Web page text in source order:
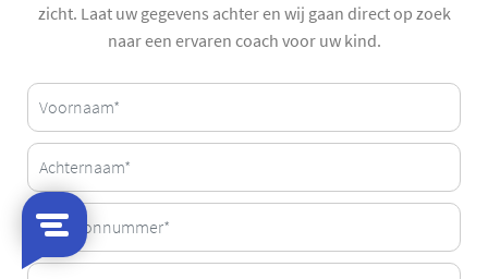
zicht. Laat uw gegevens achter en wij gaan direct op zoek
naar een ervaren coach voor uw kind.